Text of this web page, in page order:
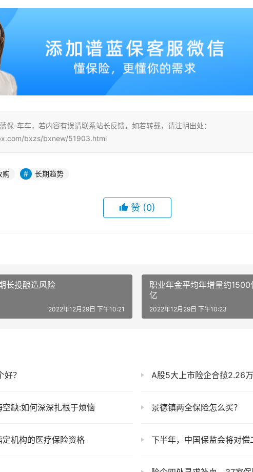
保-车车，若内容有误请联系站长反馈，如若转载，请注明出处：
bxzs/bxnew/51903.html
购 长期趋势
赞 (0)
长投酿造风险
2022年12月29日 下午10:21
职业年金平均年增量约
亿
2022年12月29日 下午10:23
？ A股5大上市险企合揽2.26万亿保费增约4%
缺:如何深深扎根于烦恼 景德镇两全保险怎么买？
机构的医疗保险资格 下半年，中国保监会将对偿